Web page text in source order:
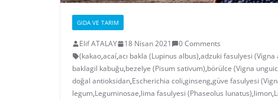
GIDA VE TARIM
Elif ATALAY 18 Nisan 2021
0 Comments
(kakao,acaí,acı bakla (Lupinus albus),adzuki fasulyesi (Vigna
baklagil kabuğu,bezelye (Pisum sativum),börülce (Vigna
doğal antioksidan,Escherichia coli,ginseng,güve fasulyesi
legum,Leguminosae,lima fasulyesi (Phaseolus lunatus),limon,